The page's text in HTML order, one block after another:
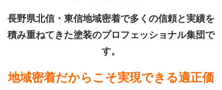
長野県北信・東信地域密着で多くの信頼と実績を
積み重ねてきた塗装のプロフェッショナル集団で
す。
地域密着だからこそ実現できる適正価